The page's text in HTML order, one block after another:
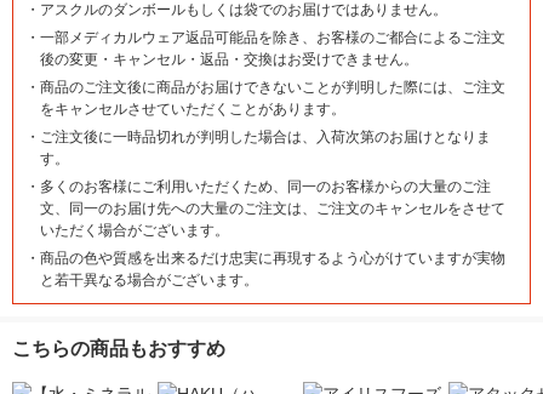
・ アスクルのダンボールもしくは袋でのお届けではありません。
・ 一部メディカルウェア返品可能品を除き、お客様のご都合によるご注文
後の変更・キャンセル・返品・交換はお受けできません。
・ 商品のご注文後に商品がお届けできないことが判明した際には、ご注文
をキャンセルさせていただくことがあります。
・ ご注文後に一時品切れが判明した場合は、入荷次第のお届けとなりま
す。
・ 多くのお客様にご利用いただくため、同一のお客様からの大量のご注
文、同一のお届け先への大量のご注文は、ご注文のキャンセルをさせて
いただく場合がございます。
・ 商品の色や質感を出来るだけ忠実に再現するよう心がけていますが実物
と若干異なる場合がございます。
こちらの商品もおすすめ